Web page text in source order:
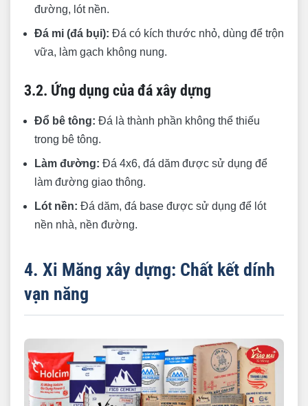
đường, lót nền.
Đá mi (đá bụi): Đá có kích thước nhỏ, dùng để trộn
vữa, làm gạch không nung.
3.2. Ứng dụng của đá xây dựng
Đổ bê tông: Đá là thành phần không thể thiếu
trong bê tông.
Làm đường: Đá 4x6, đá dăm được sử dụng để
làm đường giao thông.
Lót nền: Đá dăm, đá base được sử dụng để lót
nền nhà, nền đường.
4. Xi Măng xây dựng: Chất kết dính
vạn năng